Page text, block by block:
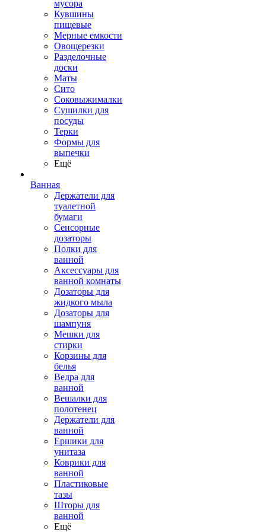
мусора
Кувшины
пищевые
Мерные емкости
Овощерезки
Разделочные
доски
Маты
Сито
Соковыжималки
Сушилки для
посуды
Терки
Формы для
выпечки
Ещё
Ванная
Держатели для
туалетной
бумаги
Сенсорные
дозаторы
Полки для
ванной
Аксессуары для
ванной комнаты
Дозаторы для
жидкого мыла
Дозаторы для
шампуня
Мешки для
стирки
Корзины для
белья
Ведра для
ванной
Вешалки для
полотенец
Держатели для
ванной
Ершики для
унитаза
Коврики для
ванной
Пластиковые
тазы
Шторы для
ванной
Ещё